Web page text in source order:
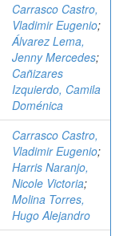
Carrasco Castro,
Vladimir Eugenio;
Álvarez Lema,
Jenny Mercedes;
Cañizares
Izquierdo, Camila
Doménica
Carrasco Castro,
Vladimir Eugenio;
Harris Naranjo,
Nicole Victoria;
Molina Torres,
Hugo Alejandro